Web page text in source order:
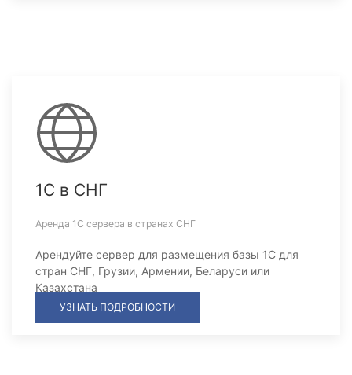
1С в СНГ
Аренда 1С сервера в странах СНГ
Арендуйте сервер для размещения базы 1С для
стран СНГ, Грузии, Армении, Беларуси или
Казахстана
УЗНАТЬ ПОДРОБНОСТИ